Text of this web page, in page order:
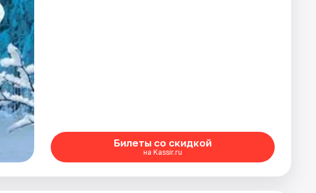
Билеты со скидкой
на Kassir.ru